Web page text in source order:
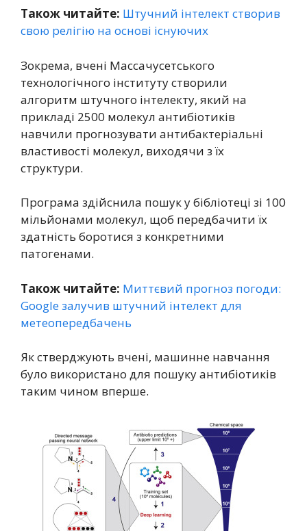
Також читайте: Штучний інтелект створив
свою релігію на основі існуючих
Зокрема, вчені Массачусетського
технологічного інституту створили
алгоритм штучного інтелекту, який на
прикладі 2500 молекул антибіотиків
навчили прогнозувати антибактеріальні
властивості молекул, виходячи з їх
структури.
Програма здійснила пошук у бібліотеці зі 100
мільйонами молекул, щоб передбачити їх
здатність боротися з конкретними
патогенами.
Також читайте: Миттєвий прогноз погоди:
Google залучив штучний інтелект для
метеопередбачень
Як стверджують вчені, машинне навчання
було використано для пошуку антибіотиків
таким чином вперше.